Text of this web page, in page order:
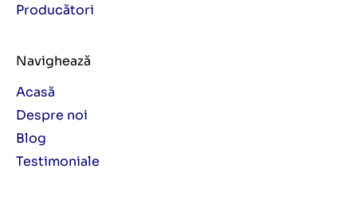
Producători
Navighează
Acasă
Despre noi
Blog
Testimoniale